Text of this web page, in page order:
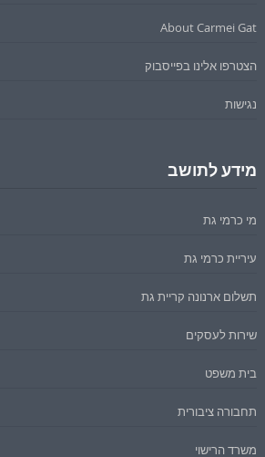
About Carmei Gat
הצטרפו אלינו בפייסבוק
נגישות
מידע לתושב
מי כרמי גת
עיריית כרמי גת
תשלום ארנונה קריית גת
שירות לעסקים
בית משפט
תחבורה ציבורית
משרד הרישוי